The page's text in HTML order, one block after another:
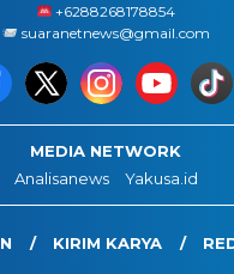
+6288268178854
suaranetnews@gmail.com
MEDIA NETWORK
Analisanews
Yakusa.id
KIRIM KARYA